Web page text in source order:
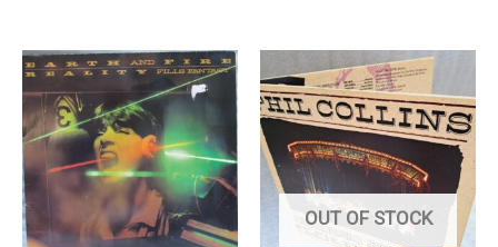
OUT OF STOCK